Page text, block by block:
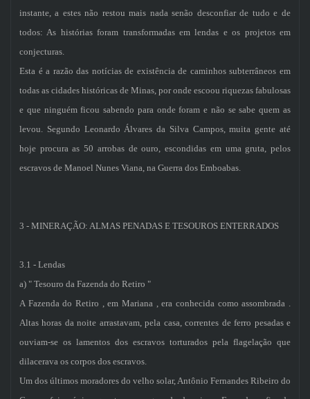
instante, a estes não restou mais nada senão desconfiar de tudo e de
todos: As histórias foram transformadas em lendas e os projetos em
conjecturas.
Esta é a razão das notícias de existência de caminhos subterrâneos em
todas as cidades históricas de Minas, por onde escoou riquezas fabulosas
e que ninguém ficou sabendo para onde foram e não se sabe quem as
levou. Segundo Leonardo Álvares da Silva Campos, muita gente até
hoje procura as 50 arrobas de ouro, escondidas em uma gruta, pelos
escravos de Manoel Nunes Viana, na Guerra dos Emboabas.
3 - MINERAÇÃO: ALMAS PENADAS E TESOUROS ENTERRADOS
3.1 - Lendas
a) " Tesouro da Fazenda do Retiro "
A Fazenda do Retiro , em Mariana , era conhecida como assombrada .
Altas horas da noite arrastavam, pela casa, correntes de ferro pesadas e
ouviam-se os lamentos dos escravos torturados pela flagelação que
dilacerava os corpos dos escravos.
Um dos últimos moradores do velho solar, Antônio Fernandes Ribeiro do